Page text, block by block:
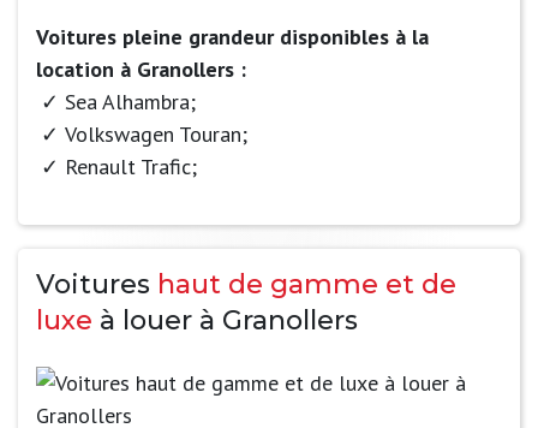
Voitures pleine grandeur disponibles à la
location à Granollers :
Sea Alhambra;
Volkswagen Touran;
Renault Trafic;
Voitures haut de gamme et de
luxe à louer à Granollers